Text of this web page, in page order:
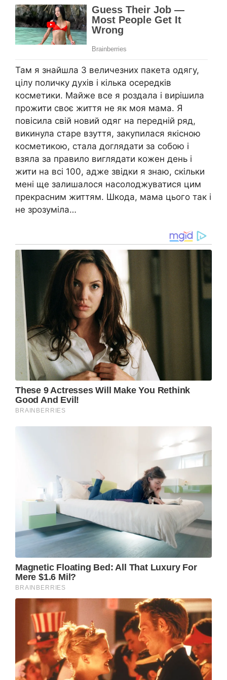
Там я знайшла 3 величезних пакета одягу,
цілу поличку духів і кілька осередків
косметики. Майже все я роздала і вирішила
прожити своє життя не як моя мама. Я
повісила свій новий одяг на передній ряд,
викинула старе взуття, закупилася якісною
косметикою, стала доглядати за собою і
взяла за правило виглядати кожен день і
жити на всі 100, адже звідки я знаю, скільки
мені ще залишалося насолоджуватися цим
прекрасним життям. Шкода, мама цього так і
не зрозуміла…